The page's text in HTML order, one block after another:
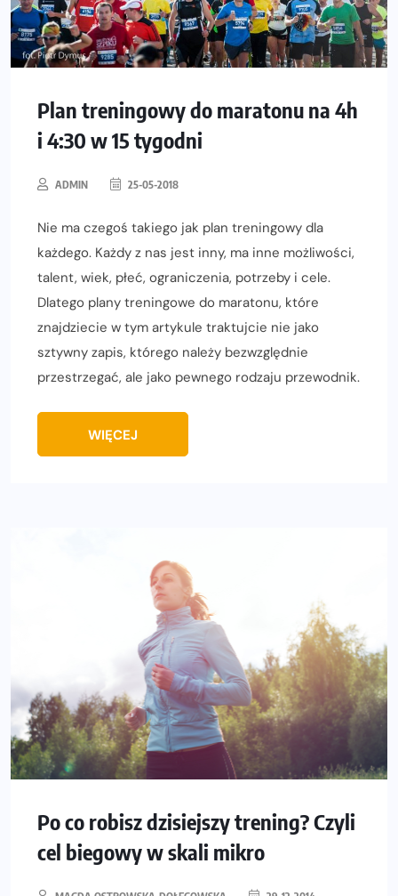
Plan treningowy do maratonu na 4h
i 4:30 w 15 tygodni
ADMIN 25-05-2018
Nie ma czegoś takiego jak plan treningowy dla
każdego. Każdy z nas jest inny, ma inne możliwości,
talent, wiek, płeć, ograniczenia, potrzeby i cele.
Dlatego plany treningowe do maratonu, które
znajdziecie w tym artykule traktujcie nie jako
sztywny zapis, którego należy bezwzględnie
przestrzegać, ale jako pewnego rodzaju przewodnik.
WIĘCEJ
Po co robisz dzisiejszy trening? Czyli
cel biegowy w skali mikro